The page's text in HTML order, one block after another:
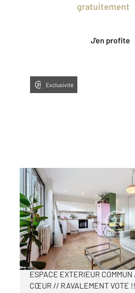
gratuitement
J'en profite
Exclusivité
MONTREUIL 93
42,96 m
, 2 pièces
Ref : 13919
Appartement F2 à vendre
265 000 €
MONTREUIL SIGNAC // F2
ESPACE EXTERIEUR COMMUN
CŒUR // RAVALEMENT VOTE